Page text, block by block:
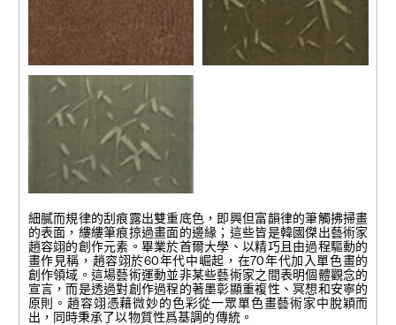
細膩而規律的刮痕露出雙重底色，即興但富韻律的筆觸拂掃畫
的表面，縷縷筆痕掠過畫面的邊緣；這些皆是韓國傑出藝術家
趙容翊的創作元素。畢業於首爾大學、以精巧且由過程驅動的
畫作見稱，趙容翊於60年代中崛起，在70年代加入單色畫的
創作領域。這場藝術運動並非某些藝術家之間表明個體觀念的
宣言，而是透過對創作過程的著墨彰顯重複性、冥想和安寧的
原則。趙容翊憑藉微妙的色彩從一眾單色畫藝術家中脫穎而
出，同時秉承了以物質性爲基調的傳統。
96-706
1996
塑膠彩、畫布
130 x 162 公分
2001
塑膠彩、米紙
46 x 53 公分